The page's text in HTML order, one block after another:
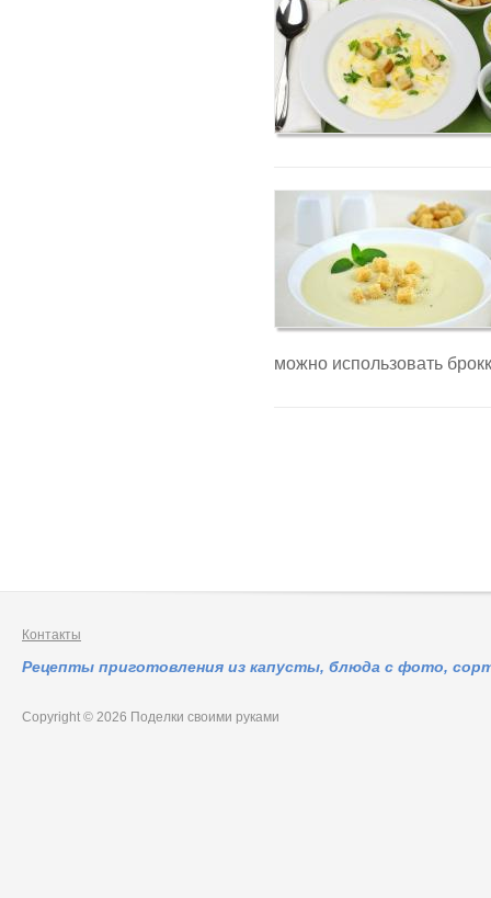
можно использовать
Контакты
Рецепты приготовления из капусты, блюда с фото,
Copyright © 2026 Поделки своими руками